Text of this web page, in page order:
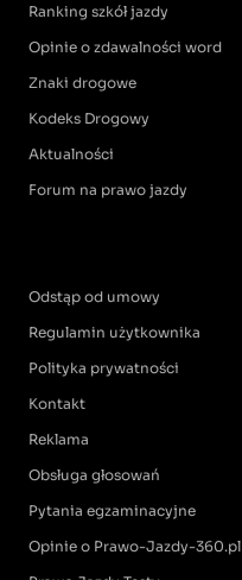
Ranking szkół jazdy
Opinie o zdawalności word
Znaki drogowe
Kodeks Drogowy
Aktualności
Forum na prawo jazdy
Odstąp od umowy
Regulamin użytkownika
Polityka prywatności
Kontakt
Reklama
Obsługa głosowań
Pytania egzaminacyjne
Opinie o Prawo-Jazdy-360.pl